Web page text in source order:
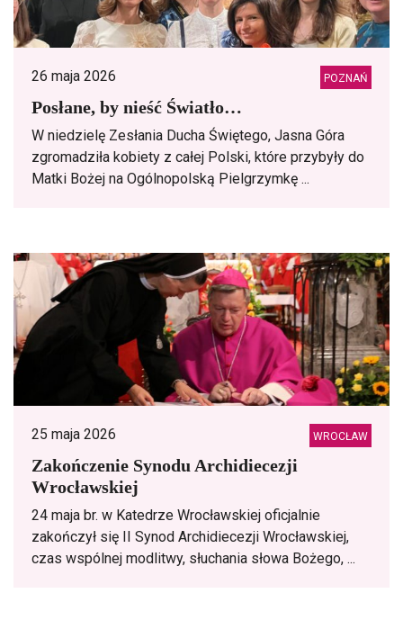
26 maja 2026 POZNAŃ
Posłane, by nieść Światło…
W niedzielę Zesłania Ducha Świętego, Jasna Góra
zgromadziła kobiety z całej Polski, które przybyły do
Matki Bożej na Ogólnopolską Pielgrzymkę ...
25 maja 2026 WROCŁAW
Zakończenie Synodu Archidiecezji
Wrocławskiej
24 maja br. w Katedrze Wrocławskiej oficjalnie
zakończył się II Synod Archidiecezji Wrocławskiej,
czas wspólnej modlitwy, słuchania słowa Bożego, ...